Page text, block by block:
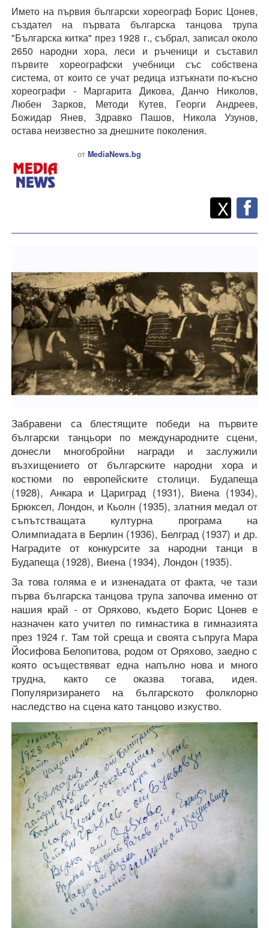
Името на първия български хореограф Борис Цонев,
създател на първата българска танцова трупа
"Българска китка" през 1928 г., събрал, записал около
2650 народни хора, леси и ръченици и съставил
първите хореографски учебници със собствена
система, от които се учат редица изтъкнати по-късно
хореографи - Маргарита Дикова, Данчо Николов,
Любен Зарков, Методи Кутев, Георги Андреев,
Божидар Янев, Здравко Пашов, Никола Узунов,
остава неизвестно за днешните поколения.
от MediaNews.bg
Споделете
X
Забравени са блестящите победи на първите
български танцьори по международните сцени,
донесли многобройни награди и заслужили
възхищението от българските народни хора и
костюми по европейските столици. Будапеща
(1928), Анкара и Цариград (1931), Виена (1934),
Брюксел, Лондон, и Кьолн (1935), златния медал от
съпътстващата културна програма на
Олимпиадата в Берлин (1936), Белград (1937) и др.
Наградите от конкурсите за народни танци в
Будапеща (1928), Виена (1934), Лондон (1935).
За това голяма е и изненадата от факта, че тази
първа българска танцова трупа започва именно от
нашия край - от Оряхово, където Борис Цонев е
назначен като учител по гимнастика в гимназията
през 1924 г. Там той среща и своята съпруга Мара
Йосифова Белопитова, родом от Оряхово, заедно с
която осъществяват една напълно нова и много
трудна, както се оказва тогава, идея.
Популяризирането на българското фолклорно
наследство на сцена като танцово изкуство.